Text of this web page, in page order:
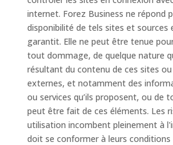
internet. Forez Business ne répond
disponibilité de tels sites et sources
garantit. Elle ne peut être tenue
tout dommage, de quelque nature
résultant du contenu de ces sites
externes, et notamment des
ou services qu’ils proposent, ou de
peut être fait de ces éléments. Les
utilisation incombent pleinement à
doit se conformer à leurs conditions